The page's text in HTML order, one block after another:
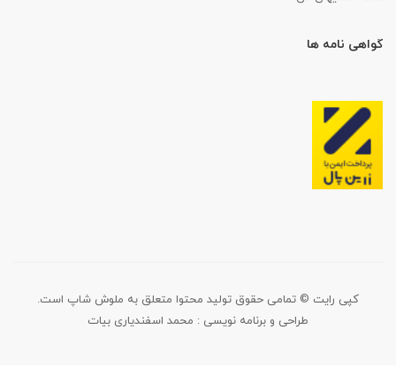
گواهی نامه ها
کپی رایت © تمامی حقوق تولید محتوا متعلق به ملوش شاپ است.
طراحی و برنامه نویسی : محمد اسفندیاری بیات